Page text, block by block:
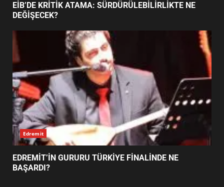
YENİ YÖNETİM NASIL
EİB’DE KRİTİK ATAMA: SÜRDÜRÜLEBİLİRLİKTE NE
DEĞİŞECEK?
Edremit
EDREMİT’İN GURURU TÜRKİYE FİNALİNDE NE
BAŞARDI?